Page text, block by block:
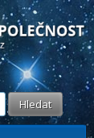
server